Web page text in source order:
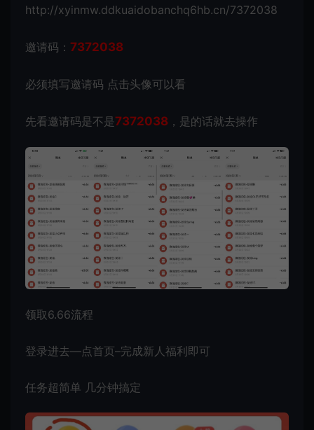
http://xyinmw.ddkuaidobanchq6hb.cn/7372038
邀请码： 7372038
必须填写邀请码 点击头像可以看
先看邀请码是不是7372038 ，是的话就去操作
领取6.66流程
登录进去—点首页–完成新人福利即可
任务超简单 几分钟搞定